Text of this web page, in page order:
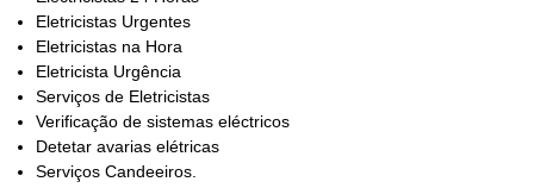
Eletricistas Urgentes
Eletricistas na Hora
Eletricista Urgência
Serviços de Eletricistas
Verificação de sistemas eléctricos
Detetar avarias elétricas
Serviços Candeeiros.